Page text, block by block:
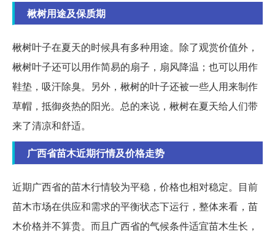
楸树用途及保质期
楸树叶子在夏天的时候具有多种用途。除了观赏价值外，
楸树叶子还可以用作简易的扇子，扇风降温；也可以用作
鞋垫，吸汗除臭。另外，楸树的叶子还被一些人用来制作
草帽，抵御炎热的阳光。总的来说，楸树在夏天给人们带
来了清凉和舒适。
广西省苗木近期行情及价格走势
近期广西省的苗木行情较为平稳，价格也相对稳定。目前
苗木市场在供应和需求的平衡状态下运行，整体来看，苗
木价格并不算贵。而且广西省的气候条件适宜苗木生长，